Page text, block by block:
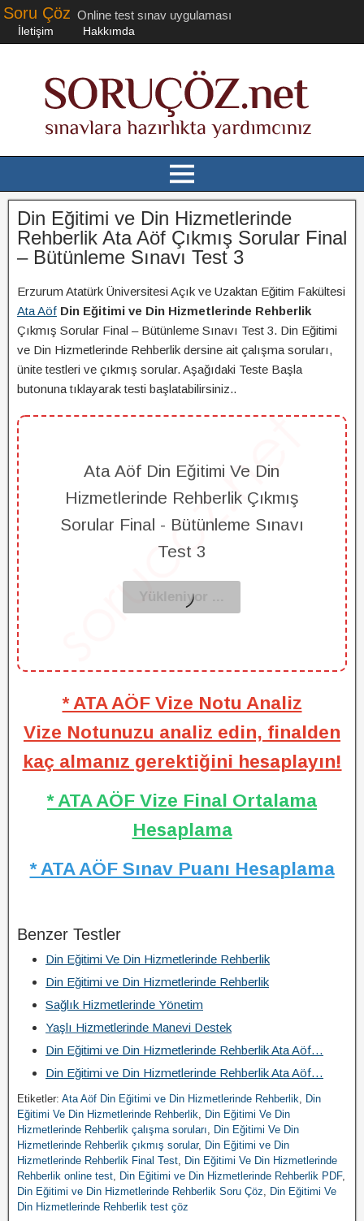
Soru Çöz Online test sınav uygulaması
İletişim Hakkımda
Din Eğitimi ve Din Hizmetlerinde
Rehberlik Ata Aöf Çıkmış Sorular Final
– Bütünleme Sınavı Test 3
Erzurum Atatürk Üniversitesi Açık ve Uzaktan Eğitim Fakültesi
Ata Aöf Din Eğitimi ve Din Hizmetlerinde Rehberlik
Çıkmış Sorular Final – Bütünleme Sınavı Test 3. Din Eğitimi
ve Din Hizmetlerinde Rehberlik dersine ait çalışma soruları,
ünite testleri ve çıkmış sorular. Aşağıdaki Teste Başla
butonuna tıklayarak testi başlatabilirsiniz..
Ata Aöf Din Eğitimi Ve Din
Hizmetlerinde Rehberlik Çıkmış
Sorular Final - Bütünleme Sınavı
Test 3
* ATA AÖF Vize Notu Analiz
Vize Notunuzu analiz edin, finalden
kaç almanız gerektiğini hesaplayın!
* ATA AÖF Vize Final Ortalama
Hesaplama
* ATA AÖF Sınav Puanı Hesaplama
Benzer Testler
Din Eğitimi Ve Din Hizmetlerinde Rehberlik
Din Eğitimi ve Din Hizmetlerinde Rehberlik
Sağlık Hizmetlerinde Yönetim
Yaşlı Hizmetlerinde Manevi Destek
Din Eğitimi ve Din Hizmetlerinde Rehberlik Ata Aöf…
Din Eğitimi ve Din Hizmetlerinde Rehberlik Ata Aöf…
Etiketler: Ata Aöf Din Eğitimi ve Din Hizmetlerinde Rehberlik, Din
Eğitimi Ve Din Hizmetlerinde Rehberlik, Din Eğitimi Ve Din
Hizmetlerinde Rehberlik çalışma soruları, Din Eğitimi Ve Din
Hizmetlerinde Rehberlik çıkmış sorular, Din Eğitimi ve Din
Hizmetlerinde Rehberlik Final Test, Din Eğitimi Ve Din Hizmetlerinde
Rehberlik online test, Din Eğitimi ve Din Hizmetlerinde Rehberlik PDF,
Din Eğitimi ve Din Hizmetlerinde Rehberlik Soru Çöz, Din Eğitimi Ve
Din Hizmetlerinde Rehberlik test çöz